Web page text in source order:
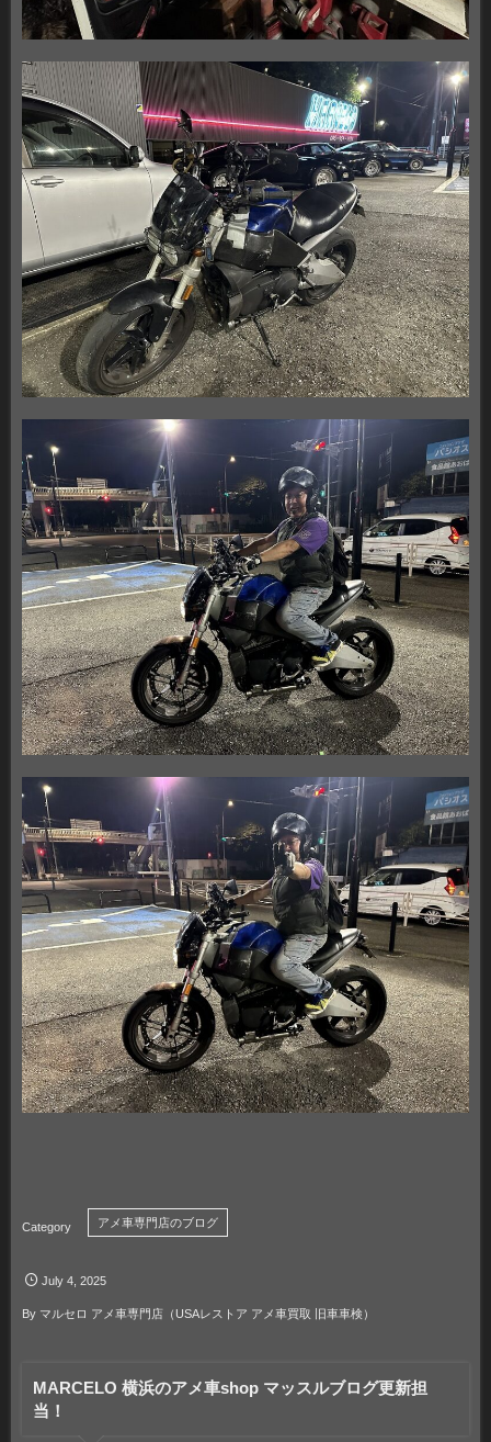
アメ車専門店のブログ
July 4 ,2025
By マルセロ アメ車専門店（USAレストア アメ車買取 旧車車検）
MARCELO 横浜のアメ車shop マッスルブログ更新担
当！